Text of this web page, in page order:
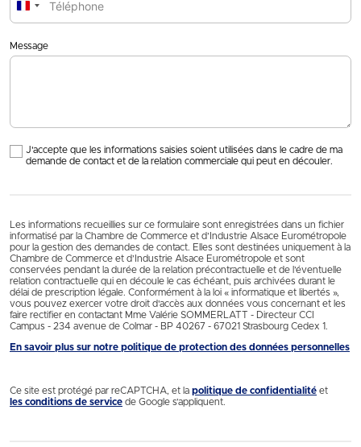
France
Message
J'accepte que les informations saisies soient utilisées dans le cadre de ma
demande de contact et de la relation commerciale qui peut en découler.
Les informations recueillies sur ce formulaire sont enregistrées dans un fichier
informatisé par la Chambre de Commerce et d’Industrie Alsace Eurométropole
pour la gestion des demandes de contact. Elles sont destinées uniquement à la
Chambre de Commerce et d’Industrie Alsace Eurométropole et sont
conservées pendant la durée de la relation précontractuelle et de l’éventuelle
relation contractuelle qui en découle le cas échéant, puis archivées durant le
délai de prescription légale. Conformément à la loi « informatique et libertés »,
vous pouvez exercer votre droit d'accès aux données vous concernant et les
faire rectifier en contactant Mme Valérie SOMMERLATT - Directeur CCI
Campus - 234 avenue de Colmar - BP 40267 - 67021 Strasbourg Cedex 1.
En savoir plus sur notre politique de protection des données personnelles
Ce site est protégé par reCAPTCHA, et la politique de confidentialité et
les conditions de service de Google s’appliquent.